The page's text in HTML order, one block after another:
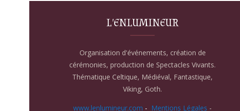
L'ENLUMINEUR
Organisation d'événements, création de
cérémonies, production de Spectacles Vivants.
Thématique Celtique, Médiéval, Fantastique,
Viking, Goth.
www.lenlumineur.com - Mentions Légales -